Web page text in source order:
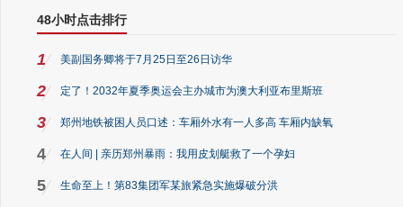
48小时点击排行
1 美副国务卿将于7月25日至26日访华
2 定了！2032年夏季奥运会主办城市为澳大利亚布里斯班
3 郑州地铁被困人员口述：车厢外水有一人多高 车厢内缺氧
4 在人间 | 亲历郑州暴雨：我用皮划艇救了一个孕妇
5 生命至上！第83集团军某旅紧急实施爆破分洪